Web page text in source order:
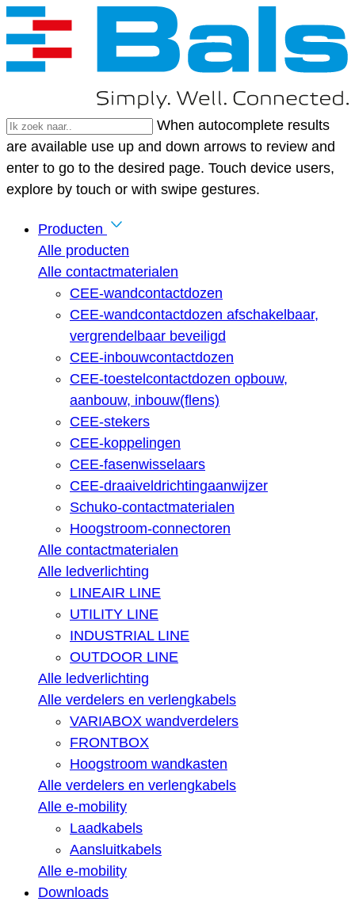
When autocomplete results
are available use up and down arrows to review and
enter to go to the desired page. Touch device users,
explore by touch or with swipe gestures.
Producten
Alle producten
Alle contactmaterialen
CEE-wandcontactdozen
CEE-wandcontactdozen afschakelbaar,
vergrendelbaar beveiligd
CEE-inbouwcontactdozen
CEE-toestelcontactdozen opbouw,
aanbouw, inbouw(flens)
CEE-stekers
CEE-koppelingen
CEE-fasenwisselaars
CEE-draaiveldrichtingaanwijzer
Schuko-contactmaterialen
Hoogstroom-connectoren
Alle contactmaterialen
Alle ledverlichting
LINEAIR LINE
UTILITY LINE
INDUSTRIAL LINE
OUTDOOR LINE
Alle ledverlichting
Alle verdelers en verlengkabels
VARIABOX wandverdelers
FRONTBOX
Hoogstroom wandkasten
Alle verdelers en verlengkabels
Alle e-mobility
Laadkabels
Aansluitkabels
Alle e-mobility
Downloads